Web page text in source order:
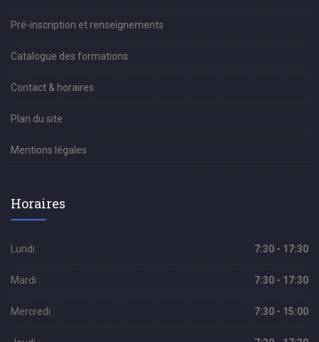
Pré-inscription et renseignements
Catalogue des formations
Contact & horaires
Plan du site
Mentions légales
Horaires
Lundi : 7:30 - 17:30
Mardi : 7:30 - 17:30
Mercredi : 7:30 - 15:00